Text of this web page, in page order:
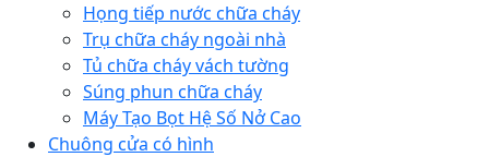
Họng tiếp nước chữa cháy
Trụ chữa cháy ngoài nhà
Tủ chữa cháy vách tường
Súng phun chữa cháy
Máy Tạo Bọt Hệ Số Nở Cao
Chuông cửa có hình